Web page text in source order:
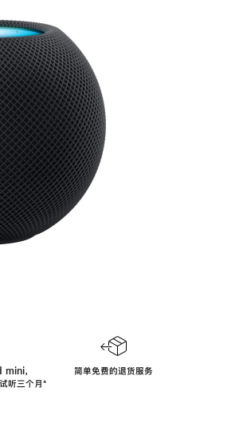
，
听三个月脚
⁺
简单免费的退货服务